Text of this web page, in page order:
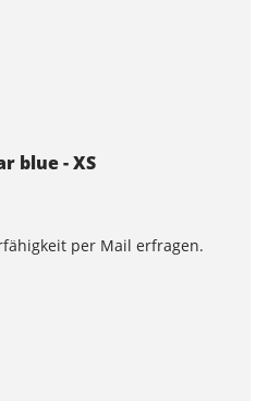
blue - XS
per Mail erfragen.